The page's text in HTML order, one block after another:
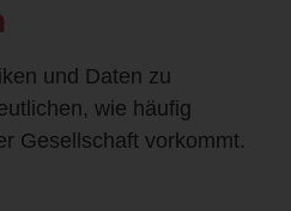
und Daten zu
wie häufig
Gesellschaft vorkommt.